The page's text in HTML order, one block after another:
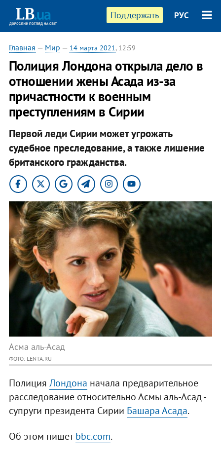
Поддержать РУС
Главная — Мир — 14 марта 2021, 12:59
Полиция Лондона открыла дело в
отношении жены Асада из-за
причастности к военным
преступлениям в Сирии
Первой леди Сирии может угрожать
судебное преследование, а также лишение
британского гражданства.
Асма аль-Асад
ФОТО: LENTA.RU
Полиция Лондона начала предварительное
расследование относительно Асмы аль-Асад -
супруги президента Сирии Башара Асада.
Об этом пишетbbc.com.